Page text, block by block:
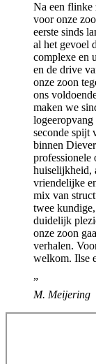
Na een flinke
voor onze
eerste sinds
al het gevoel
complexe en
en de drive
onze zoon
ons
maken we
seconde spijt
binnen
professionele
huiselijkheid,
vriendelijke
mix van
twee
duidelijk
onze zoon
verhalen.
welkom. Ilse
M. Meijering